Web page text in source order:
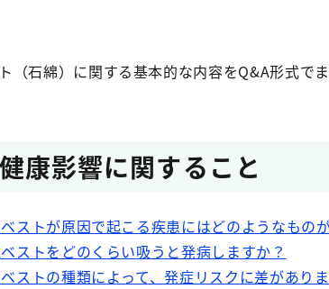
（石綿）に関する基本的な内容をQ&A形式でま
康影響に関すること
ストが原因で起こる疾患にはどのようなもの
ストをどのくらい吸うと発病しますか？
ストの種類によって、発症リスクに差があり